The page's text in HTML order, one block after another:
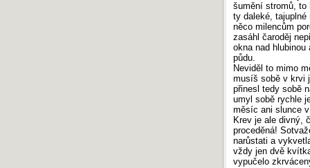
šumění stromů, to
ty daleké,
něco milencům
zasáhl čaroděj
okna nad
půdu.
Neviděl to mimo
musíš sobě v krvi
přinesl tedy sobě
umyl sobě rychle
měsíc ani slunce
Krev je ale divný,
proceděná!
narůstati a
vždy jen dvě
vypučelo